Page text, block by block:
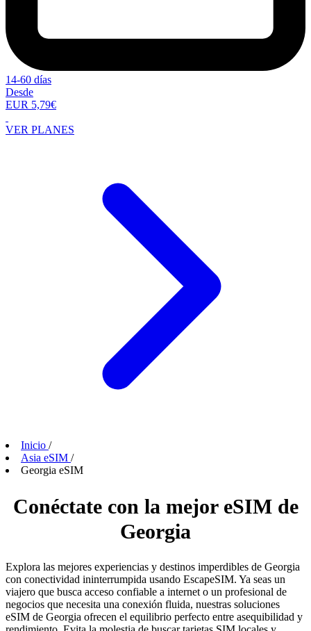
14-60 días
Desde
EUR 5,79€
VER PLANES
Inicio /
Asia eSIM /
Georgia eSIM
Conéctate con la mejor eSIM de
Georgia
Explora las mejores experiencias y destinos imperdibles de Georgia
con conectividad ininterrumpida usando EscapeSIM. Ya seas un
viajero que busca acceso confiable a internet o un profesional de
negocios que necesita una conexión fluida, nuestras soluciones
eSIM de Georgia ofrecen el equilibrio perfecto entre asequibilidad y